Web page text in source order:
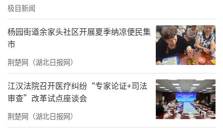
获得军队医疗成果二等奖1项、三等奖2项。创
立“急救白金十分钟 全国自救互救日”发展中
国的应急急救文化，传播到“一带一路”国
家。
荣立三等功1次，被评为驻军某市十大杰出青
年，获北京军区科技练兵青年突击手荣誉称
号。
极目新闻
杨园街道余家头社区开展夏季纳凉便民集
市
荆楚网（湖北日报网）
江汉法院召开医疗纠纷“专家论证+司法
审查”改革试点座谈会
荆楚网（湖北日报网）